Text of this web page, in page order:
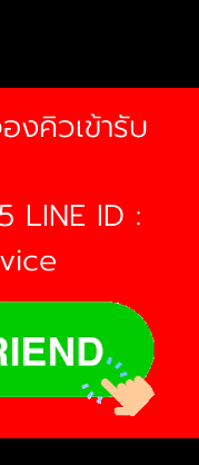
งคิวเข้ารับ
LINE ID :